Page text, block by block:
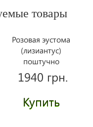
товары
Розовая эустома
(лизиантус)
поштучно
1940 грн.
Купить